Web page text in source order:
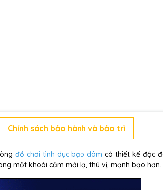
Chính sách bảo hành và bảo trì
đồ chơi tình dục bạo dâm có thiết kế độc
một khoái cảm mới lạ, thú vị, mạnh bạo hơn.